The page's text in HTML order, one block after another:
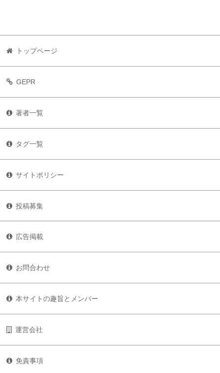
トップページ
GEPR
著者一覧
タグ一覧
サイトポリシー
投稿募集
広告掲載
お問合わせ
本サイトの趣旨とメンバー
運営会社
免責事項